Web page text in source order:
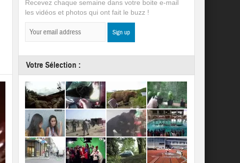
Recevez chaque semaine dans votre boite e-mail
les vidéos et photos qui ont fait le buzz !
Votre Sélection :